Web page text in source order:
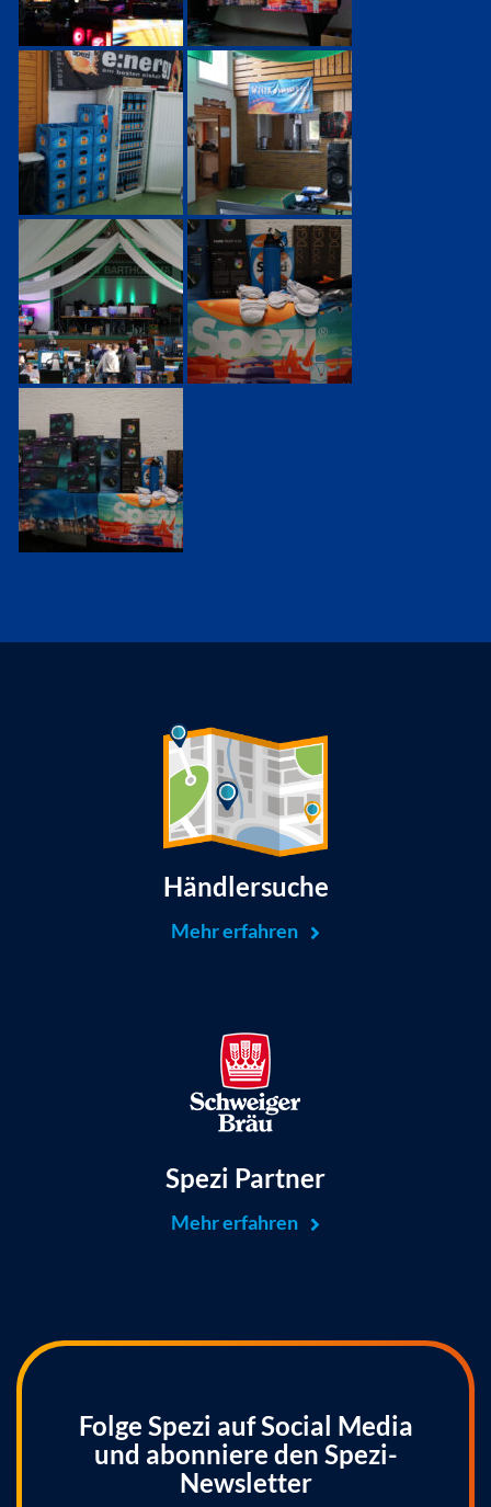
Händlersuche
Mehr erfahren
Folge Spezi auf Social Media
und abonniere den Spezi-
Newsletter
Spezi Partner
Mehr erfahren